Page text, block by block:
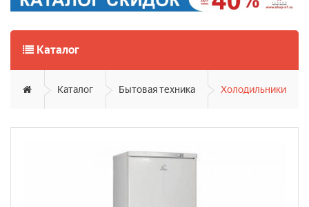
Каталог
Каталог Бытовая техника Холодильники